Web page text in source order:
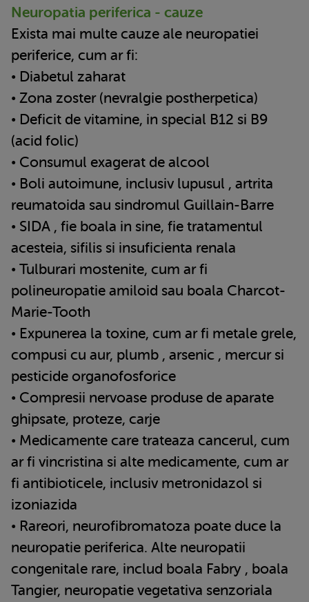
Neuropatia periferica - cauze
Exista mai multe cauze ale neuropatiei
periferice, cum ar fi:
• Diabetul zaharat
• Zona zoster (nevralgie postherpetica)
• Deficit de vitamine, in special B12 si B9
(acid folic)
• Consumul exagerat de alcool
• Boli autoimune, inclusiv lupusul , artrita
reumatoida sau sindromul Guillain-Barre
• SIDA , fie boala in sine, fie tratamentul
acesteia, sifilis si insuficienta renala
• Tulburari mostenite, cum ar fi
polineuropatie amiloid sau boala Charcot-
Marie-Tooth
• Expunerea la toxine, cum ar fi metale grele,
compusi cu aur, plumb , arsenic , mercur si
pesticide organofosforice
• Compresii nervoase produse de aparate
ghipsate, proteze, carje
• Medicamente care trateaza cancerul, cum
ar fi vincristina si alte medicamente, cum ar
fi antibioticele, inclusiv metronidazol si
izoniazida
• Rareori, neurofibromatoza poate duce la
neuropatie periferica. Alte neuropatii
congenitale rare, includ boala Fabry , boala
Tangier, neuropatie vegetativa senzoriala